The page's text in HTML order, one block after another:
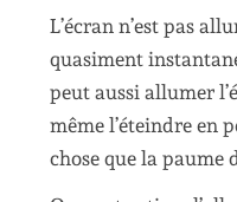
L’écran n’est pas
quasiment
peut aussi allumer
même l’éteindre en
chose que la paume